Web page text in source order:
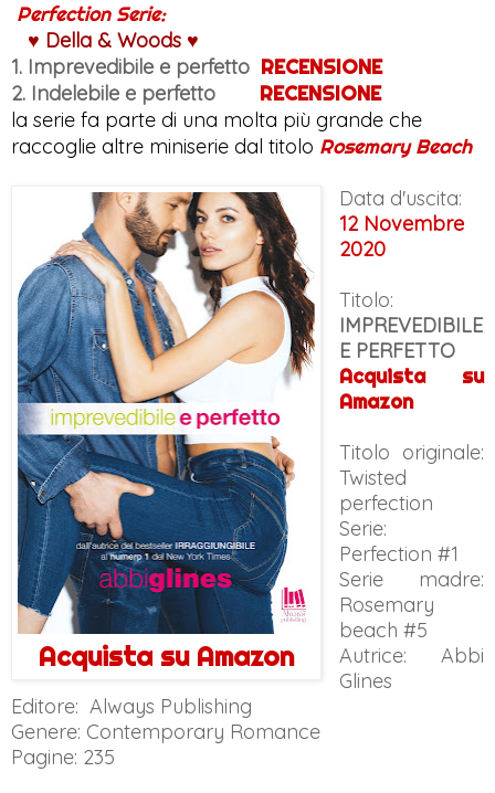
Perfection Serie:
♥ Della & Woods ♥
1. Imprevedibile e perfetto RECENSIONE
2. Indelebile e perfetto
RECENSIONE
la serie fa parte di una molta più grande che
raccoglie altre miniserie dal titolo Rosemary Beach
Acquista su Amazon
Data d'uscita:
12 Novembre
2020
Titolo:
IMPREVEDIBILE
E PERFETTO
Acquista su
Amazon
Titolo originale:
Twisted
perfection
Serie:
Perfection #1
Serie madre:
Rosemary
beach #5
Autrice: Abbi
Glines
Editore: Always Publishing
Genere: Contemporary Romance
Pagine: 235